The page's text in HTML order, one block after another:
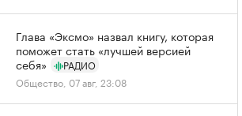
Глава «Эксмо» назвал книгу, которая
поможет стать «лучшей версией
себя»
РАДИО
Общество, 07 авг, 23:08